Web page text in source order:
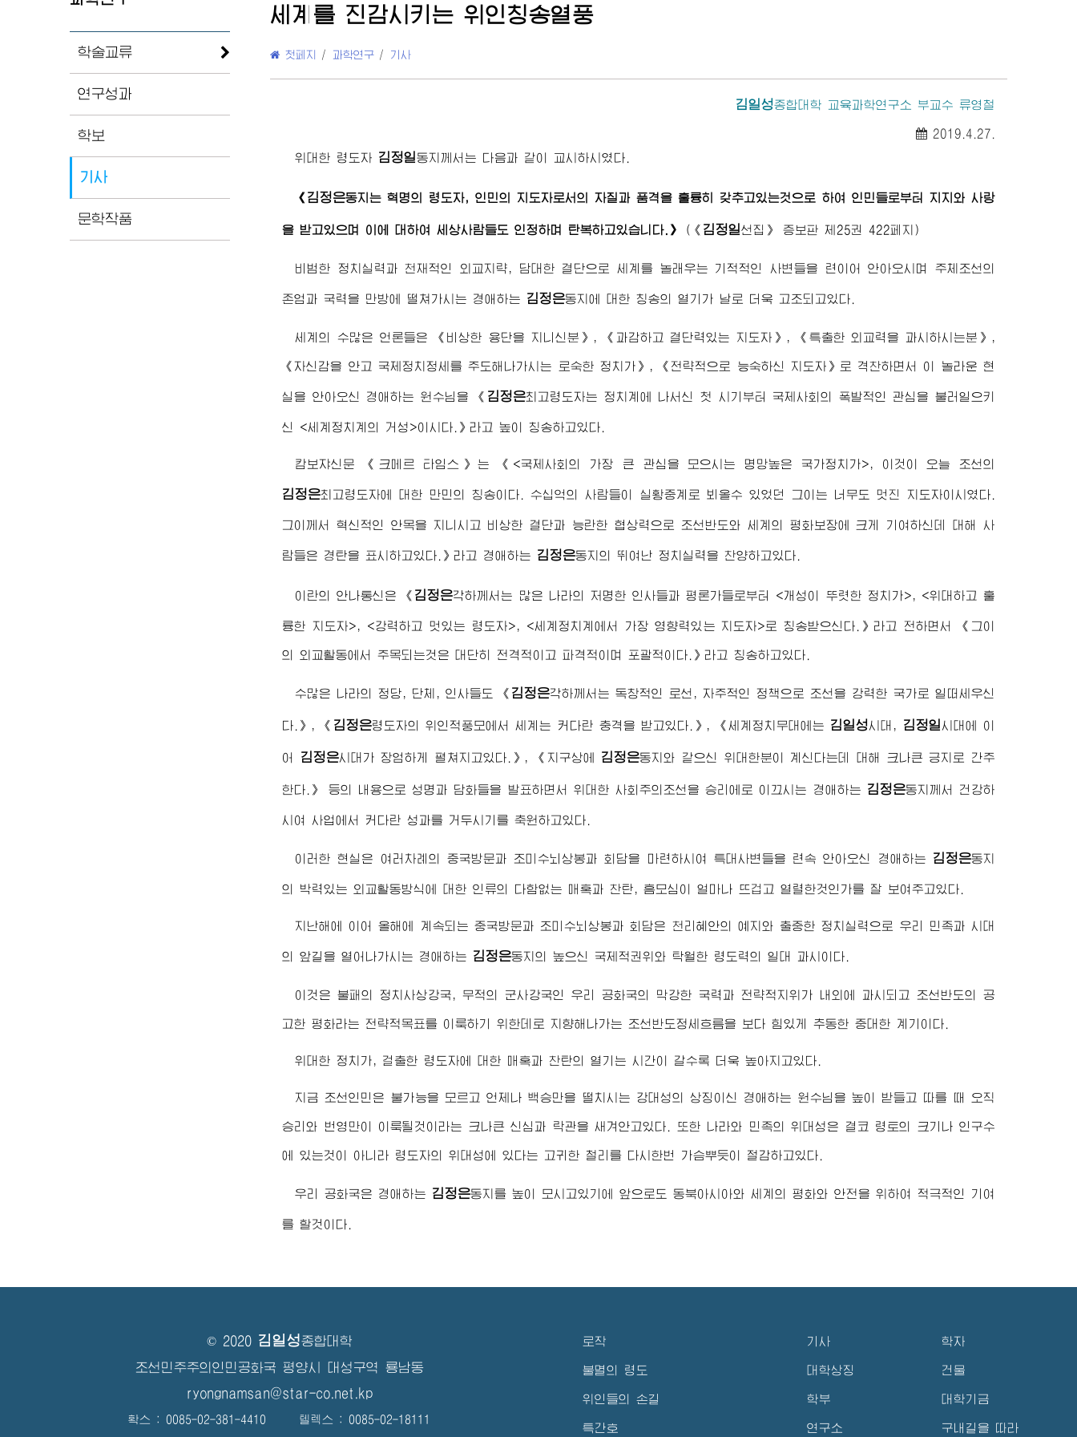
학술교류
연구성과
학보
기사
문학작품
세계를 진감시키는 위인칭송열풍
첫페지 / 과학연구 / 기사
김일성종합대학 교육과학연구소 부교수 류영철
2019.4.27.
위대한 령도자 김정일동지 께서는 다음과 같이 교시하시였다.
《 김정은동지는 혁명의 령도자, 인민의 지도자로서의 자질과 품격을 훌륭히 갖추고있는것으로 하여 인민들로부터 지지와 사랑
을 받고있으며 이에 대하여 세상사람들도 인정하며 탄복하고있습니다.》 ( 《 김정일선집》 증보판 제25권 422페지)
비범한 정치실력과 천재적인 외교지략, 담대한 결단으로 세계를 놀래우는 기적적인 사변들을 련이어 안아오시며 주체조선의
존엄과 국력을 만방에 떨쳐가시는 경애하는 김정은동지 에 대한 칭송의 열기가 날로 더욱 고조되고있다.
세계의 수많은 언론들은 《비상한 용단을 지니신분》, 《과감하고 결단력있는 지도자》, 《특출한 외교력을 과시하시는분》,
《자신감을 안고 국제정치정세를 주도해나가시는 로숙한 정치가》, 《전략적으로 능숙하신 지도자》로 격찬하면서 이 놀라운 현
실을 안아오신 경애하는 원수님 을 《 김정은최고령도자는 정치계에 나서신 첫 시기부터 국제사회의 폭발적인 관심을 불러일으키
신 <세계정치계의 거성>이시다.》라고 높이 칭송하고있다.
캄보쟈신문 《크메르 타임스》는 《<국제사회의 가장 큰 관심을 모으시는 명망높은 국가정치가>, 이것이 오늘 조선의
김정은최고령도자에 대한 만민의 칭송이다. 수십억의 사람들이 실황중계로 뵈올수 있었던 그이는 너무도 멋진 지도자이시였다.
그이께서 혁신적인 안목을 지니시고 비상한 결단과 능란한 협상력으로 조선반도와 세계의 평화보장에 크게 기여하신데 대해 사
람들은 경탄을 표시하고있다.》라고 경애하는 김정은동지 의 뛰여난 정치실력을 찬양하고있다.
이란의 안나통신은 《 김정은각하께서는 많은 나라의 저명한 인사들과 평론가들로부터 <개성이 뚜렷한 정치가>, <위대하고 훌
륭한 지도자>, <강력하고 멋있는 령도자>, <세계정치계에서 가장 영향력있는 지도자>로 칭송받으신다.》라고 전하면서 《그이
의 외교활동에서 주목되는것은 대단히 전격적이고 파격적이며 포괄적이다.》라고 칭송하고있다.
수많은 나라의 정당, 단체, 인사들도 《 김정은각하께서는 독창적인 로선, 자주적인 정책으로 조선을 강력한 국가로 일떠세우신
다.》, 《 김정은령도자의 위인적풍모에서 세계는 커다란 충격을 받고있다.》, 《세계정치무대에는 김일성시대, 김정일 시대에 이
어 김정은시대가 장엄하게 펼쳐지고있다.》, 《지구상에 김정은동지와 같으신 위대한분이 계신다는데 대해 크나큰 긍지로 간주
한다.》 등의 내용으로 성명과 담화들을 발표하면서 위대한 사회주의조선을 승리에로 이끄시는 경애하는 김정은동지 께서 건강하
시여 사업에서 커다란 성과를 거두시기를 축원하고있다.
이러한 현실은 여러차례의 중국방문과 조미수뇌상봉과 회담을 마련하시여 특대사변들을 련속 안아오신 경애하는 김정은동지
의 박력있는 외교활동방식에 대한 인류의 다함없는 매혹과 찬탄, 흠모심이 얼마나 뜨겁고 열렬한것인가를 잘 보여주고있다.
지난해에 이어 올해에 계속되는 중국방문과 조미수뇌상봉과 회담은 천리혜안의 예지와 출중한 정치실력으로 우리 민족과 시대
의 앞길을 열어나가시는 경애하는 김정은동지 의 높으신 국제적권위와 탁월한 령도력의 일대 과시이다.
이것은 불패의 정치사상강국, 무적의 군사강국인 우리 공화국의 막강한 국력과 전략적지위가 내외에 과시되고 조선반도의 공
고한 평화라는 전략적목표를 이룩하기 위한데로 지향해나가는 조선반도정세흐름을 보다 힘있게 추동한 중대한 계기이다.
위대한 정치가, 걸출한 령도자에 대한 매혹과 찬탄의 열기는 시간이 갈수록 더욱 높아지고있다.
지금 조선인민은 불가능을 모르고 언제나 백승만을 떨치시는 강대성의 상징이신 경애하는 원수님 을 높이 받들고 따를 때 오직
승리와 번영만이 이룩될것이라는 크나큰 신심과 락관을 새겨안고있다. 또한 나라와 민족의 위대성은 결코 령토의 크기나 인구수
에 있는것이 아니라 령도자의 위대성에 있다는 고귀한 철리를 다시한번 가슴뿌듯이 절감하고있다.
우리 공화국은 경애하는 김정은동지 를 높이 모시고있기에 앞으로도 동북아시아와 세계의 평화와 안전을 위하여 적극적인 기여
를 할것이다.
© 2020 김일성종합대학
조선민주주의인민공화국 평양시 대성구역 룡남동
ryongnamsan@star-co.net.kp
확스 : 0085-02-381-4410 텔렉스 : 0085-02-18111
로작
불멸의 령도
위인들의 손길
특간호
기사
대학상징
학부
연구소
학자
건물
대학기금
구내길을 따라